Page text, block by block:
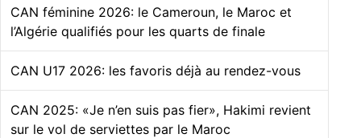
CAN féminine 2026: le Cameroun, le Maroc et
l’Algérie qualifiés pour les quarts de finale
CAN U17 2026: les favoris déjà au rendez-vous
CAN 2025: «Je n’en suis pas fier», Hakimi revient
sur le vol de serviettes par le Maroc